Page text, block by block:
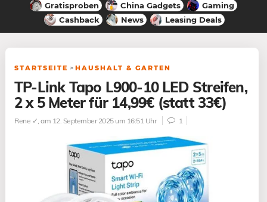
Gratisproben
China Gadgets
Gaming
Cashback
News Leasing Deals
STARTSEITE > HAUSHALT & GARTEN
TP-Link Tapo L900-10 LED Streifen,
2 x 5 Meter für 14,99€ (statt 33€)
Rene ✓, am 12. September 2025 um 16:51 Uhr 1